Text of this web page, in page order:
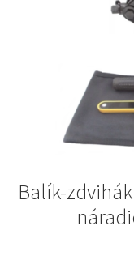
Balík-